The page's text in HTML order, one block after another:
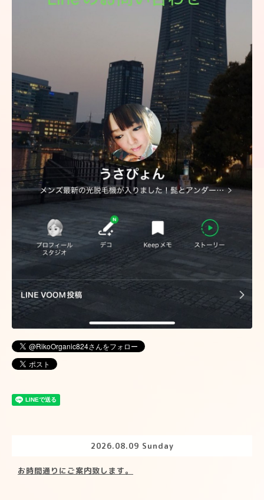
2026.08.09 Sunday
お時間通りにご案内致します。